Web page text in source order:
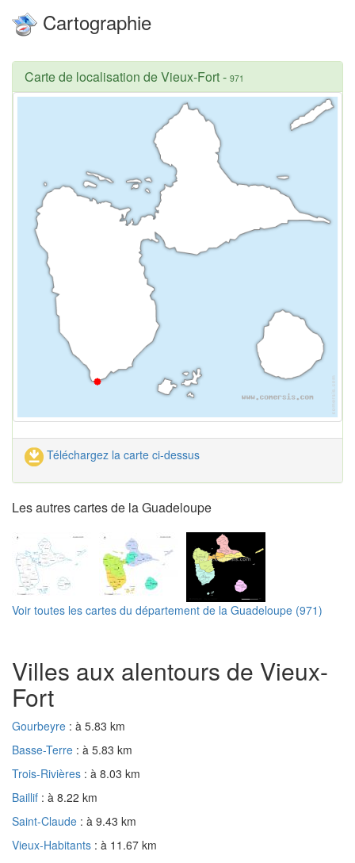
Cartographie
Carte de localisation de Vieux-Fort- 971
Téléchargez la carte ci-dessus
Les autres cartes de la Guadeloupe
Voir toutes les cartes du département de la Guadeloupe (971)
Villes aux alentours de Vieux-
Fort
Gourbeyre : à 5.83 km
Basse-Terre : à 5.83 km
Trois-Rivières : à 8.03 km
Baillif : à 8.22 km
Saint-Claude : à 9.43 km
Vieux-Habitants : à 11.67 km